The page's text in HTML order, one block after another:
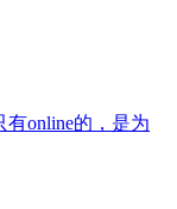
online的，是为